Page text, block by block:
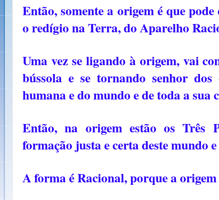
Então, somente a origem é que
o redígio na Terra, do Aparelho
Uma vez se ligando à origem, vai
bússola e se tornando senhor dos
humana e do mundo e de toda a sua
Então, na origem estão os Três
formação justa e certa deste mundo
A forma é Racional, porque a